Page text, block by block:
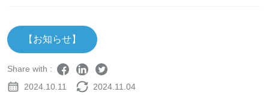
【お知らせ】
Share with :
2024.10.11
2024.11.04